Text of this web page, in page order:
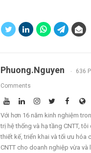
Phuong.nguyen 636
Comments
Với hơn 16 năm kinh nghiệm
trị hệ thống và hạ tầng CNTT, tôi
thiết kế, triển khai và tối ưu hóa
CNTT cho doanh nghiệp vừa và